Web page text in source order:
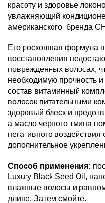
красоту и здоровье
увлажняющий
американского бренда
Его роскошная формула
восстановления
поврежденных волосах,
необходимую прочность
состав витаминный
волосок питательными
здоровый блеск и
а масло черного тмина
негативного
дополнительное
Способ применения:
Luxury Black Seed Oil,
влажные волосы и
длине. Затем смойте.